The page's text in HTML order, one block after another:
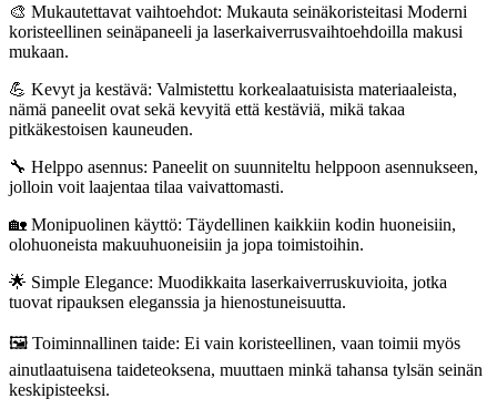
🎨 Mukautettavat vaihtoehdot: Mukauta seinäkoristeitasi Moderni
koristeellinen seinäpaneeli ja laserkaiverrusvaihtoehdoilla makusi
mukaan.
💪 Kevyt ja kestävä: Valmistettu korkealaatuisista materiaaleista,
nämä paneelit ovat sekä kevyitä että kestäviä, mikä takaa
pitkäkestoisen kauneuden.
🔧 Helppo asennus: Paneelit on suunniteltu helppoon asennukseen,
jolloin voit laajentaa tilaa vaivattomasti.
🏡 Monipuolinen käyttö: Täydellinen kaikkiin kodin huoneisiin,
olohuoneista makuuhuoneisiin ja jopa toimistoihin.
🌟 Simple Elegance: Muodikkaita laserkaiverruskuvioita, jotka
tuovat ripauksen eleganssia ja hienostuneisuutta.
🖼️ Toiminnallinen taide: Ei vain koristeellinen, vaan toimii myös
ainutlaatuisena taideteoksena, muuttaen minkä tahansa tylsän seinän
keskipisteeksi.